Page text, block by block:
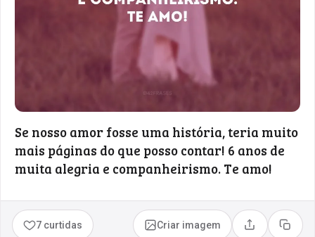
Se nosso amor fosse uma história, teria muito
mais páginas do que posso contar! 6 anos de
muita alegria e companheirismo. Te amo!
7 curtidas Criar imagem Compartilhar
Copiar